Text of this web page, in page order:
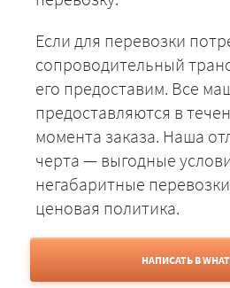
Если для перевозки
сопроводительный
его предоставим. Все
предоставляются в
момента заказа. Наша
черта — выгодные
негабаритные
ценовая политика.
НАПИСАТЬ В